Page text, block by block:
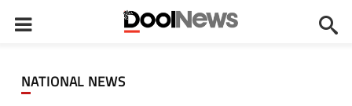
NATIONAL NEWS